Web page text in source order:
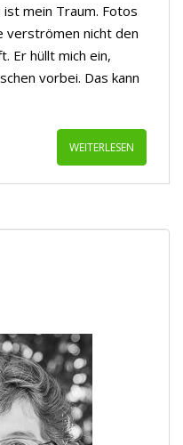
mein Traum. Fotos
verströmen nicht den
Er hüllt mich ein,
vorbei. Das kann
WEITERLESEN